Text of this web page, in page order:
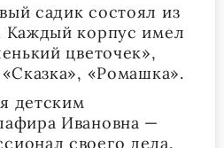
садик состоял из
Каждый корпус имел
цветочек»,
«Ромашка».
детским
Ивановна —
своего дела.